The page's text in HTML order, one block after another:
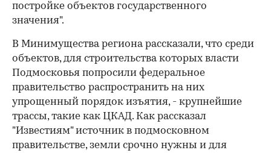
постройке объектов государственного
значения".
В Минимущества региона рассказали, что среди
объектов, для строительства которых власти
Подмосковья попросили федеральное
правительство распространить на них
упрощенный порядок изъятия, - крупнейшие
трассы, такие как ЦКАД. Как рассказал
"Известиям" источник в подмосковном
правительстве, земли срочно нужны и для